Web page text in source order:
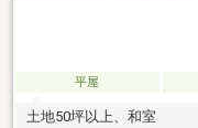
平屋
土地50坪以上、和室